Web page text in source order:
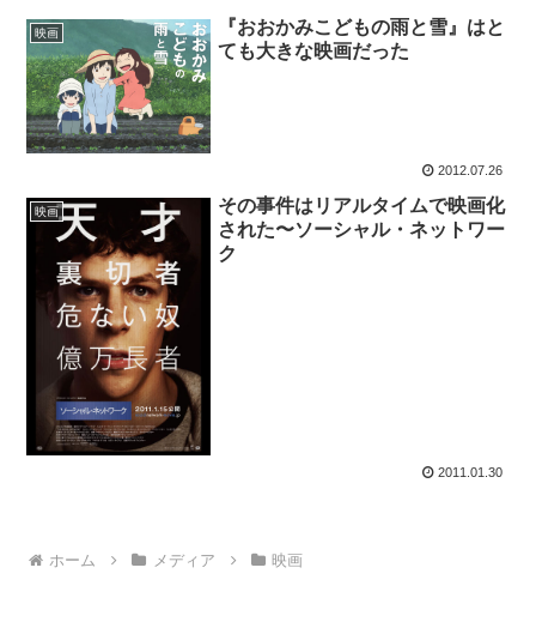
映画
『おおかみこどもの雨と雪』はと
ても大きな映画だった
2012.07.26
映画
その事件はリアルタイムで映画化
された〜ソーシャル・ネットワー
ク
2011.01.30
ホーム メディア 映画